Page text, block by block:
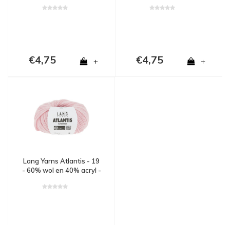
€4,75 + €4,75 +
Lang Yarns Atlantis - 19
- 60% wol en 40% acryl -